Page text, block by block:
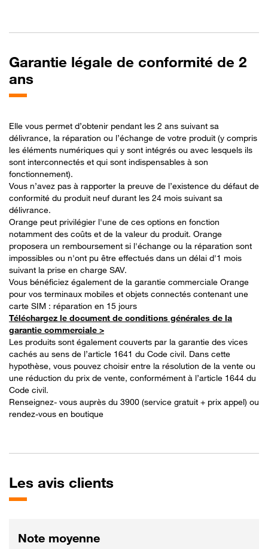
Garantie légale de conformité de 2
ans
Elle vous permet d’obtenir pendant les 2 ans suivant sa
délivrance, la réparation ou l’échange de votre produit (y compris
les éléments numériques qui y sont intégrés ou avec lesquels ils
sont interconnectés et qui sont indispensables à son
fonctionnement).
Vous n’avez pas à rapporter la preuve de l’existence du défaut de
conformité du produit neuf durant les 24 mois suivant sa
délivrance.
Orange peut privilégier l'une de ces options en fonction
notamment des coûts et de la valeur du produit. Orange
proposera un remboursement si l'échange ou la réparation sont
impossibles ou n'ont pu être effectués dans un délai d'1 mois
suivant la prise en charge SAV.
Vous bénéficiez également de la garantie commerciale Orange
pour vos terminaux mobiles et objets connectés contenant une
carte SIM : réparation en 15 jours
Téléchargez le document de conditions générales de la
garantie commerciale >
Les produits sont également couverts par la garantie des vices
cachés au sens de l’article 1641 du Code civil. Dans cette
hypothèse, vous pouvez choisir entre la résolution de la vente ou
une réduction du prix de vente, conformément à l’article 1644 du
Code civil.
Renseignez- vous auprès du 3900 (service gratuit + prix appel) ou
rendez-vous en boutique
Les avis clients
Note moyenne